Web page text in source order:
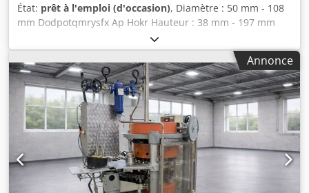
État: prêt à l'emploi (d'occasion), Diamètre : 50 mm - 108
mm Dodpotqmrysfx Ap Hokr Hauteur : 38 mm - 197 mm
Capacité de production : jusqu'à 500 c.p.m. Nombre de
têtes : 6
Annonce